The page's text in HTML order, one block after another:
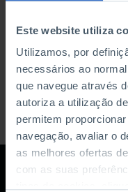
Este website utiliza
Utilizamos, por
necessários ao
que navegue através
autoriza a utilização
permitem
navegação, avaliar o
as melhores ofertas
com as suas